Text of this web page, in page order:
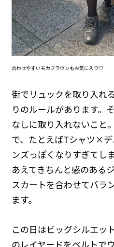
合わせやすいモカブラウンもお気に入り♡
街でリュックを取り入れ
りのルールがあります。
なしに取り入れないこと
で、たとえばTシャツ×
ンズっぽくなりすぎてし
あえてきちんと感のある
スカートを合わせてバラ
ます。
この日はビッグシルエッ
のレイヤードをベルトで